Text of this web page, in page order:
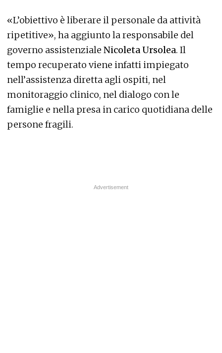
«L’obiettivo è liberare il personale da attività
ripetitive», ha aggiunto la responsabile del
governo assistenziale Nicoleta Ursolea. Il
tempo recuperato viene infatti impiegato
nell’assistenza diretta agli ospiti, nel
monitoraggio clinico, nel dialogo con le
famiglie e nella presa in carico quotidiana delle
persone fragili.